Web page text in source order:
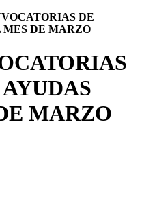
DE
MES DE MARZO
MARZO